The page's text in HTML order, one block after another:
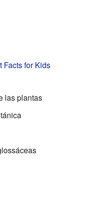
Facts for Kids
las plantas